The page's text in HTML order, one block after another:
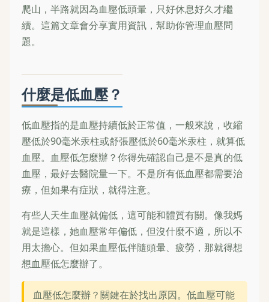
爬山，半路就因為血壓低頭暈，只好休息好久才繼
續。這篇文章會分享實用資訊，幫助你管理血壓問
題。
什麼是低血壓？
低血壓指的是血壓持續低於正常值，一般來說，收縮
壓低於90毫米汞柱或舒張壓低於60毫米汞柱，就算低
血壓。血壓低怎麼辦？你得先確認自己是不是真的低
血壓，最好去醫院量一下。不是所有低血壓都需要治
療，但如果有症狀，就得注意。
有些人天生血壓就偏低，這可能和體質有關。像我媽
就是這樣，她血壓常年偏低，但沒什麼不適，所以不
用太擔心。但如果血壓低伴隨頭暈、疲勞，那就得想
想血壓低怎麼辦了。
血壓低怎麼辦？關鍵在於找出原因。低血壓可能